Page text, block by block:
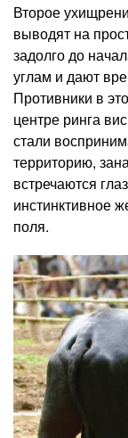
Второе
выводят на
задолго до
углам и дают
Противники в
центре ринга
стали
территорию,
встречаются
инстинктивное
поля.